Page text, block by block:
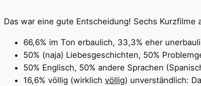
Das war eine gute Entscheidung! Sechs
66,6% im Ton erbaulich, 33,3% eher
50% (naja) Liebesgeschichten, 50%
50% Englisch, 50% andere Sprachen
16,6% völlig (wirklich völlig) unverständlich: